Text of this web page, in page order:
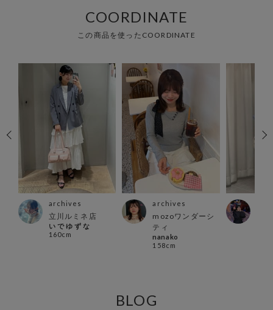
COORDINATE
この商品を使ったCOORDINATE
archives
立川ルミネ店
い で ゆ ず な
160cm
archives
mozoワンダーシ
ティ
nanako
158cm
BLOG